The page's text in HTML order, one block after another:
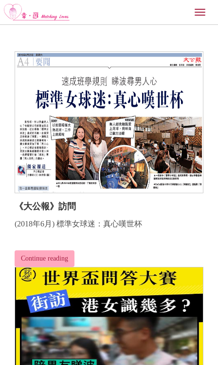
Toggle
《大公報》訪問
(2018年6月) 標準女球迷：真心嘆世杯
Continue reading